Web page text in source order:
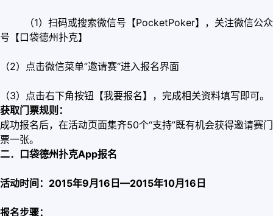
（1）扫码或搜索微信号【PocketPoker】，关注微信公众
号【口袋德州扑克】
（2）点击微信菜单”邀请赛“进入报名界面
（3）点击右下角按钮【我要报名】，完成相关资料填写即可。
获取门票规则：
成功报名后，在活动页面集齐50个“支持”既有机会获得邀请赛门
票一张。
二．口袋德州扑克App报名
活动时间：2015年9月16日—2015年10月16日
报名步骤：